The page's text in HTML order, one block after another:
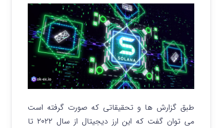
طبق گزارش ها و تحقیقاتی که صورت گرفته است
می توان گفت که این ارز دیجیتال از سال ۲۰۲۲ تا